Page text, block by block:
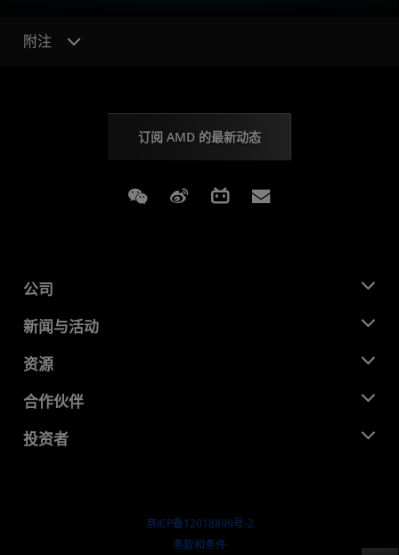
附注
订阅 AMD 的最新动态
Weixin Weibo Bilibili
公司
关于 AMD
企业责任
就业机会
联系我们
新闻与活动
新闻中心
媒体库
资源
开发中心
成功案例
合作伙伴
AMD 合作伙伴中心
投资者
京ICP备12018899号-2
​条款和条件